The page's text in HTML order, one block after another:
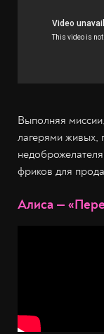
Выполняя
лагерями живых,
фриков для
Алиса —